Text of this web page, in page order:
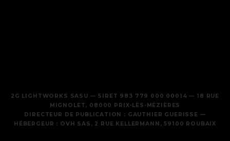
2G LIGHTWORKS SASU — SIRET 983 779 000 00014 — 18 RUE
MIGNOLET, 08000 PRIX-LÈS-MÉZIÈRES
DIRECTEUR DE PUBLICATION : GAUTHIER GUERISSE —
HÉBERGEUR : OVH SAS, 2 RUE KELLERMANN, 59100 ROUBAIX